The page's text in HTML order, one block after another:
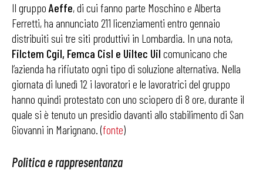
Il gruppo Aeffe, di cui fanno parte Moschino e Alberta
Ferretti, ha annunciato 211 licenziamenti entro gennaio
distribuiti sui tre siti produttivi in Lombardia. In una nota,
Filctem Cgil, Femca Cisl e Uiltec Uil comunicano che
l’azienda ha rifiutato ogni tipo di soluzione alternativa. Nella
giornata di lunedì 12 i lavoratori e le lavoratrici del gruppo
hanno quindi protestato con uno sciopero di 8 ore, durante il
quale si è tenuto un presidio davanti allo stabilimento di San
Giovanni in Marignano. (fonte)
Politica e rappresentanza